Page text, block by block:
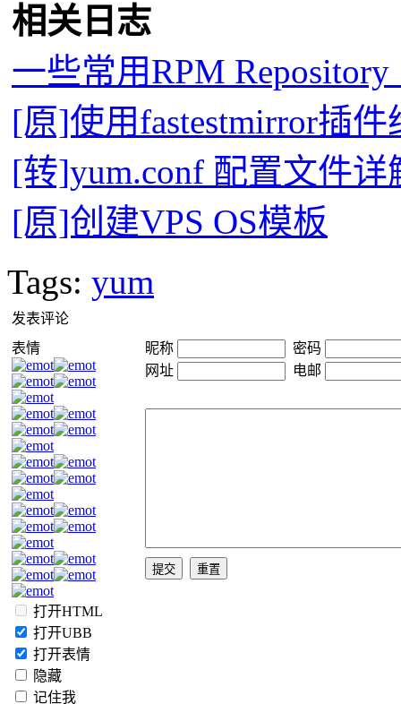
相关日志
一些常用RPM
[原]使用fastestmirror插件
[转]yum.conf 配置文件详
[原]创建VPS OS模板
Tags: yum
发表评论
表情
打开HTML
打开UBB
打开表情
隐藏
记住我
昵称
密码
网址
电邮